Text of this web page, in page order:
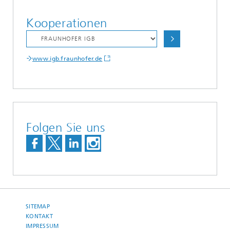
Kooperationen
www.igb.fraunhofer.de
Folgen Sie uns
SITEMAP
KONTAKT
IMPRESSUM